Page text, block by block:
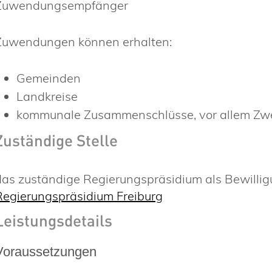
können erhalten:
Gemeinden
Landkreise
kommunale Zusammenschlüsse, vor allem
Stelle
zuständige Regierungspräsidium als
Freiburg